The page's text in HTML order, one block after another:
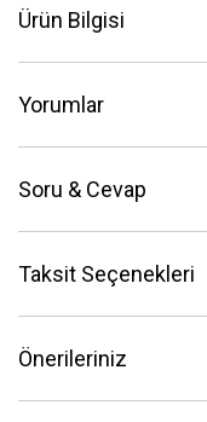
Ürün Bilgisi
Yorumlar
Soru & Cevap
Taksit Seçenekleri
Önerileriniz